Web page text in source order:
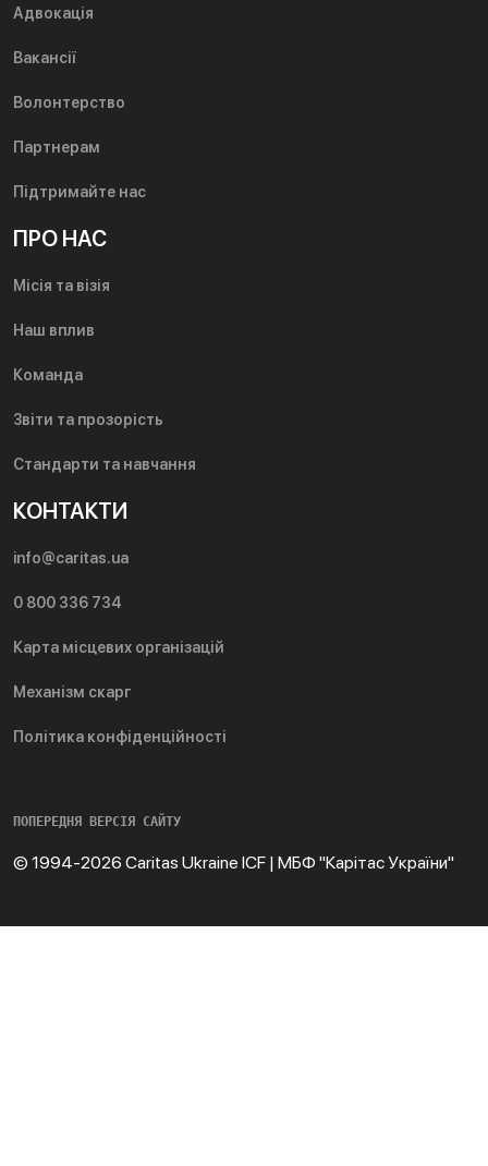
Адвокація
Вакансії
Волонтерство
Партнерам
Підтримайте нас
ПРО НАС
Місія та візія
Наш вплив
Команда
Звіти та прозорість
Стандарти та навчання
КОНТАКТИ
info@caritas.ua
0 800 336 734
Карта місцевих організацій
Механізм скарг
Політика конфіденційності
ПОПЕРЕДНЯ ВЕРСІЯ САЙТУ
© 1994-2026 Caritas Ukraine ICF | МБФ "Карітас України"